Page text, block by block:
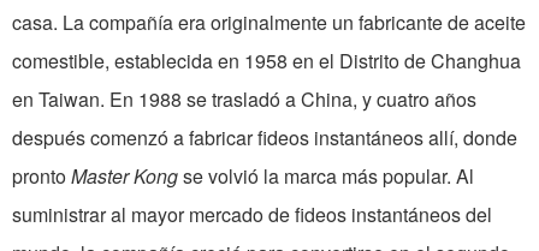
casa. La compañía era originalmente un fabricante de aceite
comestible, establecida en 1958 en el Distrito de Changhua
en Taiwan. En 1988 se trasladó a China, y cuatro años
después comenzó a fabricar fideos instantáneos allí, donde
prontoMaster Kongse volvió la marca más popular. Al
suministrar al mayor mercado de fideos instantáneos del